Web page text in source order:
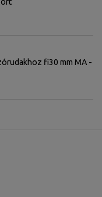
fi30 mm MA -